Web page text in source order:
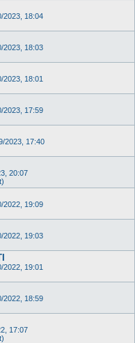
2023, 18:04
2023, 18:03
2023, 18:01
2023, 17:59
2023, 17:40
20:07
2022, 19:09
2022, 19:03
2022, 19:01
2022, 18:59
17:07